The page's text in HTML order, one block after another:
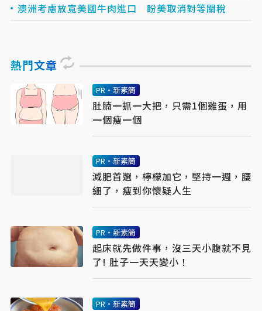
澳洲考慮放寬美國牛肉進口 盼美取消對等關稅
熱門文章
PR・新素簡
肚腩一抓一大把，只需1個雞蛋，用
一個瘦一個
PR・新素簡
減肥首選，檸檬加它，堅持一週，腰
細了，瘦到你懷疑人生
PR・新素簡
起床就先做件事，沒三天小腹就不見
了! 肚子一天天變小！
PR・新素簡